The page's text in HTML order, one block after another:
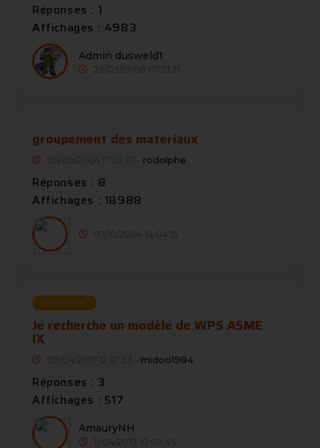
Réponses : 1
Affichages : 4983
Admin dusweld1
23/03/2008 07:21:21
groupement des materiaux
05/09/2004 17:02:01 - rodolphe
Réponses : 8
Affichages : 18988
07/10/2004 14:04:15
RECHERCHE
Je recherche un modèle de WPS ASME
IX
09/04/2019 12:47:33 - midoo1984
Réponses : 3
Affichages : 517
AmauryNH
11/04/2019 10:09:43